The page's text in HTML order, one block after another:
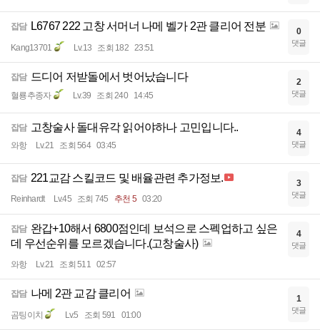
잡담 L6767 222 고창 서머너 나메 벨가 2관 클리어 전분
Kang13701 Lv.13 조회 182 23:51
0
댓글
잡담 드디어 저받돌에서 벗어났습니다
혈룡추종자 Lv.39 조회 240 14:45
2
댓글
잡담 고창술사 돌대유각 읽어야하나 고민입니다..
와항 Lv.21 조회 564 03:45
4
댓글
잡담 221교감 스킬코드 및 배율관련 추가정보.
Reinhardt Lv.45 조회 745 추천 5 03:20
3
댓글
잡담 완갑+10해서 6800점인데 보석으로 스펙업하고 싶은
데 우선순위를 모르겠습니다.(고창술사)
와항 Lv.21 조회 511 02:57
4
댓글
잡담 나메 2관 교감 클리어
곰팅이치 Lv.5 조회 591 01:00
1
댓글